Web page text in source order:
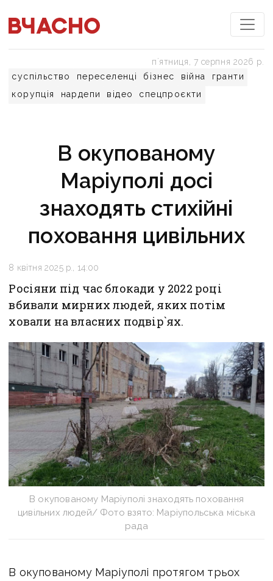
суспільство переселенці бізнес війна
гранти
корупція
нардепи відео спецпроєкти
пʼятниця, 7 серпня 2026 р.
В окупованому
Маріуполі досі
знаходять стихійні
поховання цивільних
8 квітня 2025 р., 14:00
Росіяни під час блокади у 2022 році
вбивали мирних людей, яких потім
ховали на власних подвір`ях.
В окупованому Маріуполі знаходять поховання
цивільних людей/ Фото взято: Маріупольська міська
рада
В окупованому Маріуполі протягом трьох